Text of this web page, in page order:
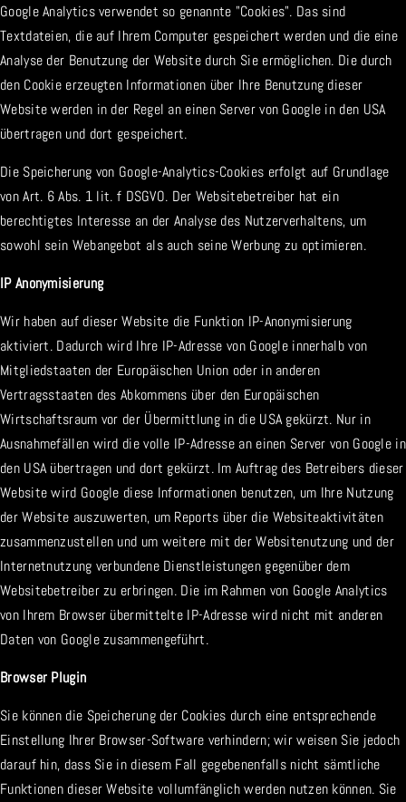
Google Analytics verwendet so genannte "Cookies". Das sind
Textdateien, die auf Ihrem Computer gespeichert werden und die eine
Analyse der Benutzung der Website durch Sie ermöglichen. Die durch
den Cookie erzeugten Informationen über Ihre Benutzung dieser
Website werden in der Regel an einen Server von Google in den USA
übertragen und dort gespeichert.
Die Speicherung von Google-Analytics-Cookies erfolgt auf Grundlage
von Art. 6 Abs. 1 lit. f DSGVO. Der Websitebetreiber hat ein
berechtigtes Interesse an der Analyse des Nutzerverhaltens, um
sowohl sein Webangebot als auch seine Werbung zu optimieren.
IP Anonymisierung
Wir haben auf dieser Website die Funktion IP-Anonymisierung
aktiviert. Dadurch wird Ihre IP-Adresse von Google innerhalb von
Mitgliedstaaten der Europäischen Union oder in anderen
Vertragsstaaten des Abkommens über den Europäischen
Wirtschaftsraum vor der Übermittlung in die USA gekürzt. Nur in
Ausnahmefällen wird die volle IP-Adresse an einen Server von Google in
den USA übertragen und dort gekürzt. Im Auftrag des Betreibers dieser
Website wird Google diese Informationen benutzen, um Ihre Nutzung
der Website auszuwerten, um Reports über die Websiteaktivitäten
zusammenzustellen und um weitere mit der Websitenutzung und der
Internetnutzung verbundene Dienstleistungen gegenüber dem
Websitebetreiber zu erbringen. Die im Rahmen von Google Analytics
von Ihrem Browser übermittelte IP-Adresse wird nicht mit anderen
Daten von Google zusammengeführt.
Browser Plugin
Sie können die Speicherung der Cookies durch eine entsprechende
Einstellung Ihrer Browser-Software verhindern; wir weisen Sie jedoch
darauf hin, dass Sie in diesem Fall gegebenenfalls nicht sämtliche
Funktionen dieser Website vollumfänglich werden nutzen können. Sie